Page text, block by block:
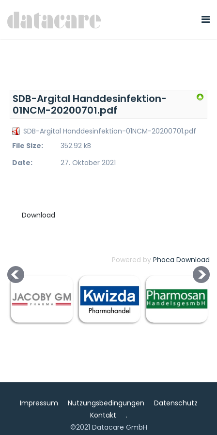
SDB-Argital Handdesinfektion-
01NCM-20200701.pdf
SDB-Argital Handdesinfektion-01NCM-20200701.pdf
File Size:
352.92 kB
Date:
27. Oktober 2021
Powered by Phoca Download
Impressum Nutzungsbedingungen
Datenschutz
Kontakt
.
©2021 Datacare GmbH